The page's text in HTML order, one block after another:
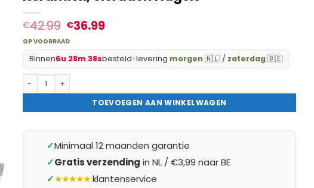
€42.99 €36.99
OP VOORRAAD
Binnen6u 28m 37sbesteld•levering morgen 🇳🇱 / zaterdag🇧🇪
HANDY - Graveerset - Elektrische Graveerpen Draadloos /
TOEVOEGEN AAN WINKELWAGEN
✓Minimaal 12 maanden garantie
✓Gratis verzending in NL / €3,99 naar BE
✓★★★★★klantenservice